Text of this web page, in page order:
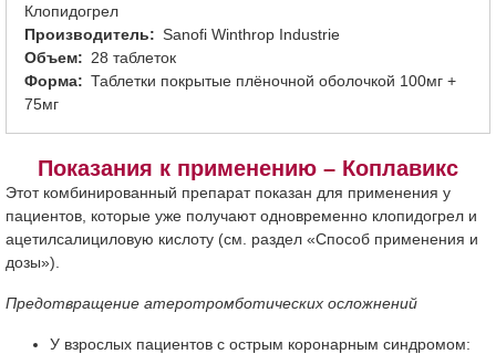
Клопидогрел
Производитель
Sanofi Winthrop Industrie
Объем
28 таблеток
Форма
Таблетки покрытые плёночной оболочкой 100мг +
75мг
Показания к применению – Коплавикс
Этот комбинированный препарат показан для применения у
пациентов, которые уже получают одновременно клопидогрел и
ацетилсалициловую кислоту (см. раздел «Способ применения и
дозы»).
Предотвращение атеротромботических осложнений
У взрослых пациентов с острым коронарным синдромом: